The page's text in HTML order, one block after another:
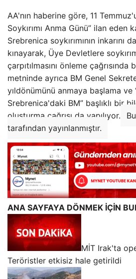
AA'nın haberine göre, 11
Soykırımı Anma Günü” ilan eden
Srebrenica soykırımının inkarını
kınayarak, Üye Devletlere
çarpıtılmasını önleme çağrısında
metninde ayrıca BM Genel
yıldönümünü anmaya başlama ve
Srebrenica'daki BM” başlıklı bir
oluşturma çağrısı da yapılıyor.
tarafından yayınlanmıştır.
ANA SAYFAYA DÖNMEK İÇİN
MİT Irak'ta
Teröristler etkisiz hale getirildi